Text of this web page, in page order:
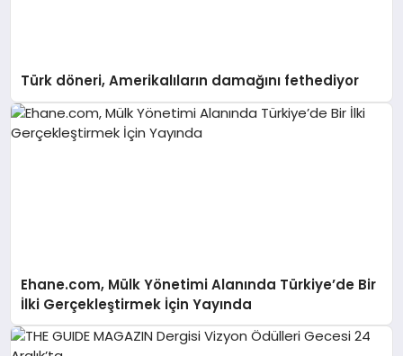
Türk döneri, Amerikalıların damağını fethediyor
Ehane.com, Mülk Yönetimi Alanında Türkiye’de Bir
İlki Gerçekleştirmek İçin Yayında